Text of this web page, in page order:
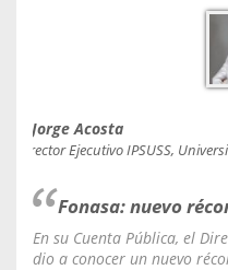
Jorge Acosta
Director Ejecutivo IPSUSS,
Fonasa: nuevo
En su Cuenta Pública, el
dio a conocer un nuevo